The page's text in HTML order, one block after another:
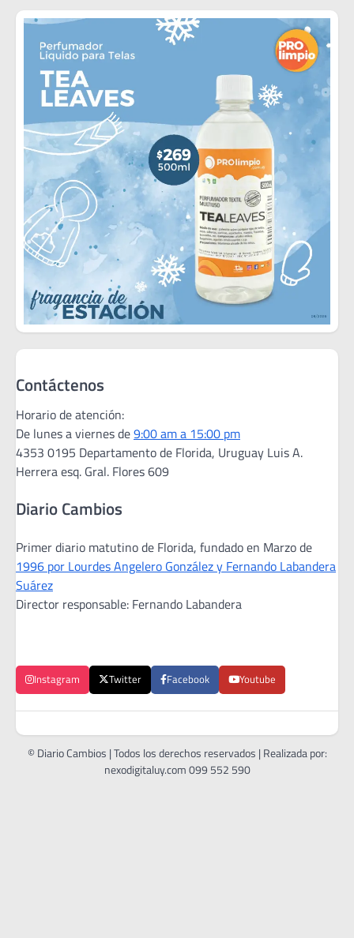
Contáctenos
Horario de atención:
De lunes a viernes de9:00 am a 15:00 pm
4353 0195 Departamento de Florida, Uruguay Luis A.
Herrera esq. Gral. Flores 609
Diario Cambios
Primer diario matutino de Florida, fundado en Marzo de
1996 por Lourdes Angelero González y Fernando Labandera
Suárez
Director responsable: Fernando Labandera
Instagram Twitter Facebook Youtube